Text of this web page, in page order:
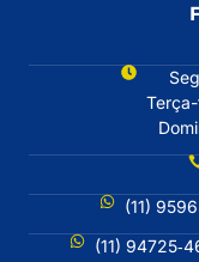
(11)
(11)